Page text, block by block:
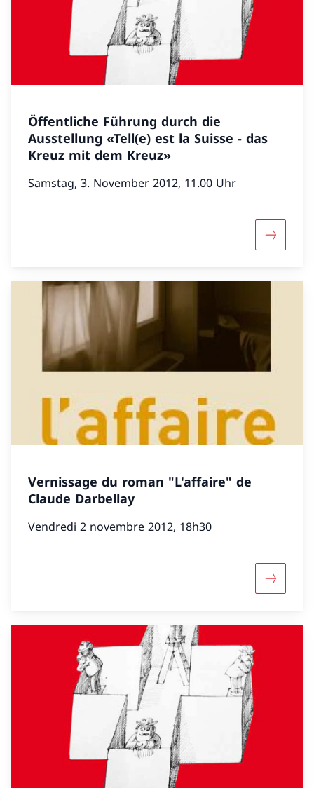
Öffentliche Führung durch die
Ausstellung «Tell(e) est la Suisse - das
Kreuz mit dem Kreuz»
Samstag, 3. November 2012, 11.00 Uhr
Vernissage du roman "L'affaire" de
Claude Darbellay
Vendredi 2 novembre 2012, 18h30